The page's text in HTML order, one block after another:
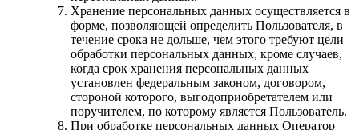
Хранение персональных данных осуществляется в
форме, позволяющей определить Пользователя, в
течение срока не дольше, чем этого требуют цели
обработки персональных данных, кроме случаев,
когда срок хранения персональных данных
установлен федеральным законом, договором,
стороной которого, выгодоприобретателем или
поручителем, по которому является Пользователь.
При обработке персональных данных Оператор